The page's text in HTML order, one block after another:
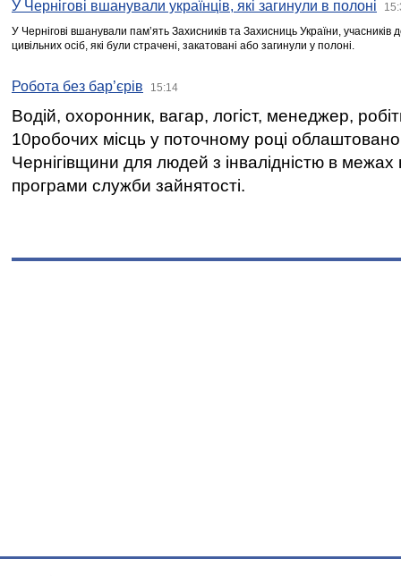
У Чернігові вшанували українців, які загинули в полоні
У Чернігові вшанували пам’ять Захисників та Захисниць України,
цивільних осіб, які були страчені, закатовані або загинули у полоні.
Робота без бар’єрів 15:14
Водій, охоронник, вагар, логіст, менеджер,
10робочих місць у поточному році
Чернігівщини для людей з інвалідністю в межах
програми служби зайнятості.